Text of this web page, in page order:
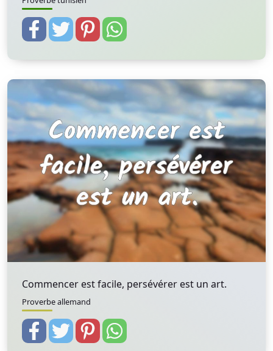
Commencer est facile, persévérer est un art.
Proverbe allemand